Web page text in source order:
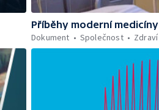
Příběhy moderní medicíny
Dokument
Společnost Zdraví